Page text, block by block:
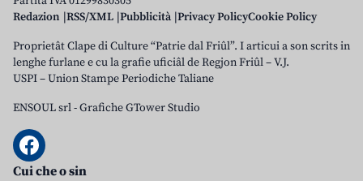
Redazion RSS/XML Pubblicità Privacy PolicyCookie Policy
Proprietât Clape di Culture “Patrie dal Friûl”. I articui a son scrits in
lenghe furlane e cu la grafie uficiâl de Regjon Friûl – V.J.
USPI – Union Stampe Periodiche Taliane
ENSOUL srl-Grafiche GTower Studio
Cui che o sin